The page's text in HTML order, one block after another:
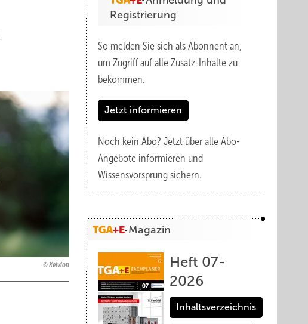
Kelvion
Registrierung
So melden Sie sich als Abonnent an,
um Zugriff auf alle Zusatz-Inhalte zu
bekommen.
Jetzt informieren
Noch kein Abo? Jetzt über alle Abo-
Angebote informieren und
Wissensvorsprung sichern.
Magazin
Heft 07-
2026
Inhaltsverzeichnis